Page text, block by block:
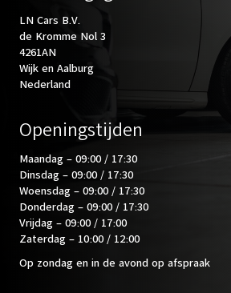
LN Cars B.V.
de Kromme Nol 3
4261AN
Wijk en Aalburg
Nederland
Openingstijden
Maandag – 09:00 / 17:30
Dinsdag – 09:00 / 17:30
Woensdag – 09:00 / 17:30
Donderdag – 09:00 / 17:30
Vrijdag – 09:00 / 17:00
Zaterdag – 10:00 / 12:00
Op zondag en in de avond op afspraak